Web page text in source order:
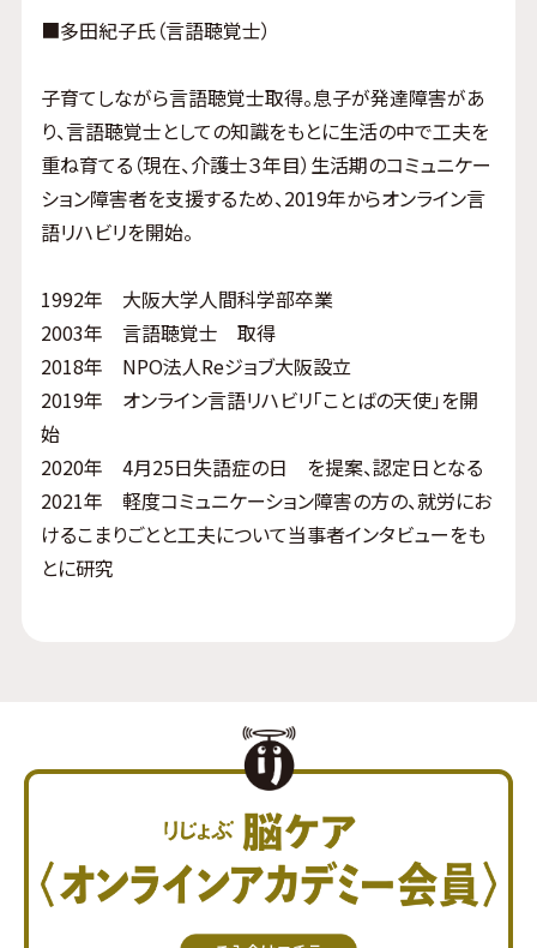
■多田紀子氏（言語聴覚士）
子育てしながら言語聴覚士取得。息子が発達障害があ
り、言語聴覚士としての知識をもとに生活の中で工夫を
重ね育てる（現在、介護士３年目）生活期のコミュニケー
ション障害者を支援するため、2019年からオンライン言
語リハビリを開始。
1992年 大阪大学人間科学部卒業
2003年 言語聴覚士 取得
2018年 NPO法人Reジョブ大阪設立
2019年 オンライン言語リハビリ「ことばの天使」を開
始
2020年 4月25日失語症の日 を提案、認定日となる
2021年 軽度コミュニケーション障害の方の、就労にお
けるこまりごとと工夫について当事者インタビューをも
とに研究